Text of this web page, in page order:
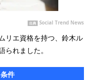
出典 Social Trend News
リエ資格を持つ、鈴木ル
られました。
件